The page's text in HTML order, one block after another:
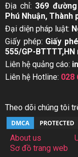
Địa chỉ:369
Phú Nhuận, Thành
Đại diện pháp luật:
Giấy phép: Giấy
555/GP-
Liên hệ quảng cáo:
Liên hệ Hotline: 028
Theo dõi chúng tôi
About us
Sơ đồ trang web